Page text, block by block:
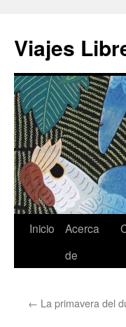
contenido
Viajes
Inicio
Acerca
de
← La primavera del